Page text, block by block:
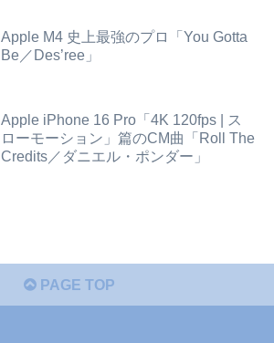
Apple M4 史上最強のプロ「You Gotta
Be／Des’ree」
Apple iPhone 16 Pro「4K 120fps | ス
ローモーション」篇のCM曲「Roll The
Credits／ダニエル・ポンダー」
PAGE TOP